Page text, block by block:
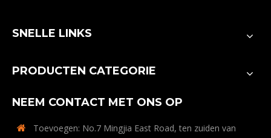
SNELLE LINKS
PRODUCTEN CATEGORIE
NEEM CONTACT MET ONS OP

Toevoegen: No.7 Mingjia East Road, ten zuiden van